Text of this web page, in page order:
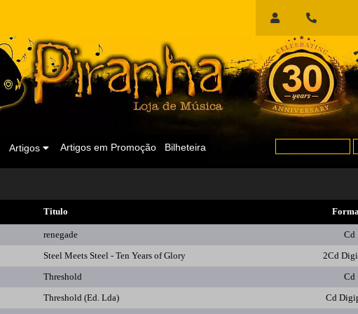
Início
Sessão
Bilheteira
Artigos em Promoção
Artigos
Titulo
renegade Cd
Steel Meets Steel - Ten Years of Glory 2Cd
Threshold Cd
Threshold (Ed. Lda) Cd